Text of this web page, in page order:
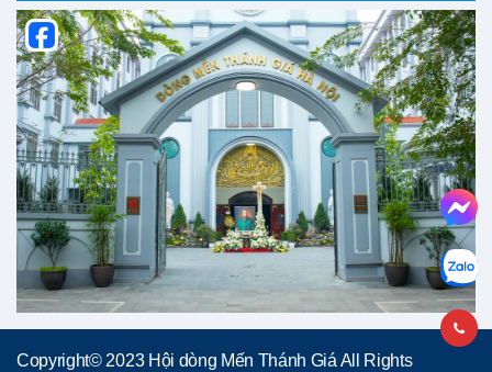
Copyright© 2023 Hội dòng Mến Thánh Giá All Rights